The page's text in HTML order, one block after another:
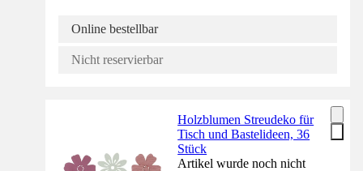
Online bestellbar
Nicht reservierbar
Holzblumen Streudeko für
Tisch und Bastelideen, 36
Stück
Artikel wurde noch nicht